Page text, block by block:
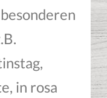
in rosa